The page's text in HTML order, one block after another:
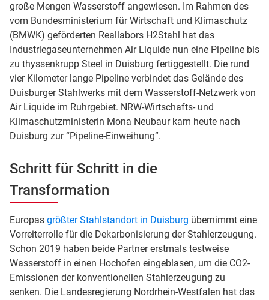
große Mengen Wasserstoff angewiesen. Im Rahmen des
vom Bundesministerium für Wirtschaft und Klimaschutz
(BMWK) geförderten Reallabors H2Stahl hat das
Industriegaseunternehmen Air Liquide nun eine Pipeline bis
zu thyssenkrupp Steel in Duisburg fertiggestellt. Die rund
vier Kilometer lange Pipeline verbindet das Gelände des
Duisburger Stahlwerks mit dem Wasserstoff-Netzwerk von
Air Liquide im Ruhrgebiet. NRW-Wirtschafts- und
Klimaschutzministerin Mona Neubaur kam heute nach
Duisburg zur “Pipeline-Einweihung”.
Schritt für Schritt in die
Transformation
Europas größter Stahlstandort in Duisburg übernimmt eine
Vorreiterrolle für die Dekarbonisierung der Stahlerzeugung.
Schon 2019 haben beide Partner erstmals testweise
Wasserstoff in einen Hochofen eingeblasen, um die CO2-
Emissionen der konventionellen Stahlerzeugung zu
senken. Die Landesregierung Nordrhein-Westfalen hat das